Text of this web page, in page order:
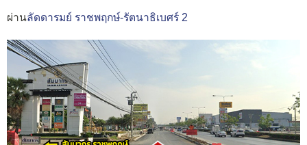
ผ่านลัดดารมย์ ราชพฤกษ์-รัตนาธิเบศร์ 2